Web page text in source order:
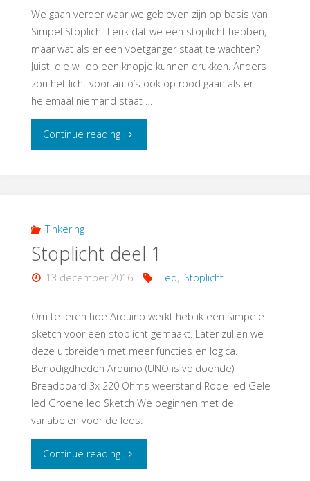
We gaan verder waar we gebleven zijn op basis van
Simpel Stoplicht Leuk dat we een stoplicht hebben,
maar wat als er een voetganger staat te wachten?
Juist, die wil op een knopje kunnen drukken. Anders
zou het licht voor auto’s ook op rood gaan als er
helemaal niemand staat …
Continue reading"Stoplicht
Tinkering
Stoplicht deel 1
13 december 2016 Led, Stoplicht
Om te leren hoe Arduino werkt heb ik een simpele
sketch voor een stoplicht gemaakt. Later zullen we
deze uitbreiden met meer functies en logica.
Benodigdheden Arduino (UNO is voldoende)
Breadboard 3x 220 Ohms weerstand Rode led Gele
led Groene led Sketch We beginnen met de
variabelen voor de leds:
Continue reading"Stoplicht